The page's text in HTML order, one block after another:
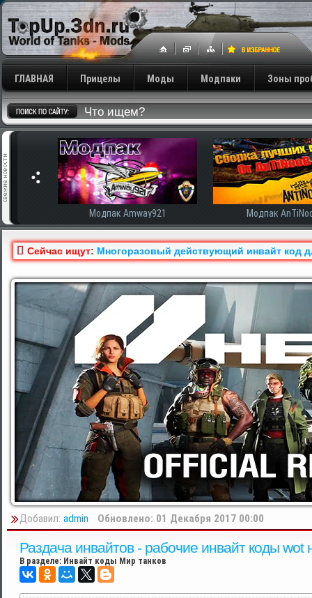
ГЛАВНАЯ Прицелы Моды Модпаки Зоны
Модпак Amway921 Модпак
Сейчас ищут: Многоразовый действующий инвайт код
Добавил: admin Обновлено: 01 Декабря 2017 00:00
Раздача инвайтов - рабочие инвайт коды wot
В разделе: Инвайт коды Мир танков